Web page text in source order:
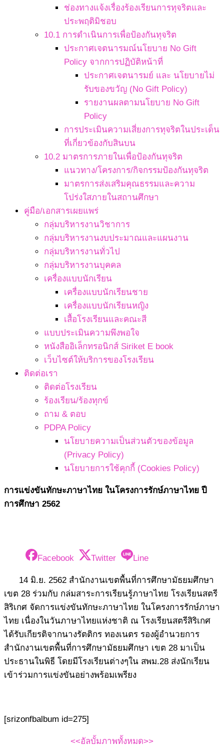
ช่องทางแจ้งเรื่องร้องเรียนการทุจริตและ
ประพฤติมิชอบ
10.1 การดำเนินการเพื่อป้องกันทุจริต
ประกาศเจตนารมณ์นโยบาย No Gift
Policy จากการปฏิบัติหน้าที่
ประกาศเจตนารมย์ และ นโยบายไม่
รับของขวัญ (No Gift Policy)
รายงานผลตามนโยบาย No Gift
Policy
การประเมินความเสี่ยงการทุจริตในประเด็น
ที่เกี่ยวข้องกับสินบน
10.2 มาตรการภายในเพื่อป้องกันทุจริต
แนวทาง/โครงการ/กิจกรรมป้องกันทุจริต
มาตรการส่งเสริมคุณธรรมและความ
โปร่งใสภายในสถานศึกษา
คู่มือ/เอกสารเผยแพร่
กลุ่มบริหารงานวิชาการ
กลุ่มบริหารงานงบประมาณและแผนงาน
กลุ่มบริหารงานทั่วไป
กลุ่มบริหารงานบุคคล
เครื่องแบบนักเรียน
เครื่องแบบนักเรียนชาย
เครื่องแบบนักเรียนหญิง
เสื้อโรงเรียนและคณะสี
แบบประเมินความพึงพอใจ
หนังสืออิเล็กทรอนิกส์ Siriket E book
เว็บไซต์ให้บริการของโรงเรียน
ติดต่อเรา
ติดต่อโรงเรียน
ร้องเรียน/ร้องทุกข์
ถาม & ตอบ
PDPA Policy
นโยบายความเป็นส่วนตัวของข้อมูล
(Privacy Policy)
นโยบายการใช้คุกกี้ (Cookies Policy)
การแข่งขันทักษะภาษาไทย ในโครงการรักษ์ภาษาไทย ปี
การศึกษา 2562
Facebook Twitter Line
14 มิ.ย. 2562 สำนักงานเขตพื้นที่การศึกษามัธยมศึกษา
เขต 28 ร่วมกับ กล่มสาระการเรียนรู้ภาษาไทย โรงเรียนสตรี
สิริเกศ จัดการแข่งขันทักษะภาษาไทย ในโครงการรักษ์ภาษา
ไทย เนื่องในวันภาษาไทยแห่งชาติ ณ โรงเรียนสตรีสิริเกศ
ได้รับเกียรติจากนางรัตติกร ทองเนตร รองผู้อำนวยการ
สำนักงานเขตพื้นที่การศึกษามัธยมศึกษา เขต 28 มาเป็น
ประธานในพิธี โดยมีโรงเรียนต่างๆใน สพม.28 ส่งนักเรียน
เข้าร่วมการแข่งขันอย่างพร้อมเพรียง
[srizonfbalbum id=275]
<<อัลบั้มภาพทั้งหมด>>